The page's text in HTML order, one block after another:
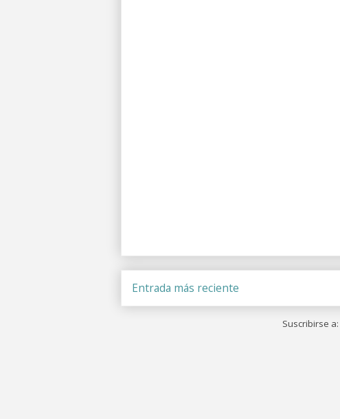
Entrada más reciente
Suscribirse a: